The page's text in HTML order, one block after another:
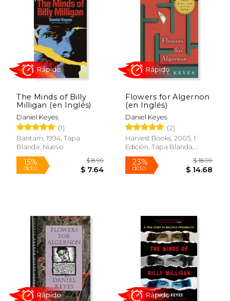
The Minds of Billy
Milligan (en Inglés)
Daniel Keyes
(1)
Bantam, 1994, Tapa
Blanda, Nuevo
15%
dcto. $ 7.64
Rápido
Flowers for Algernon
(en Inglés)
Daniel Keyes
(2)
Harvest Books, 2005, 1
Edición, Tapa Blanda,
Nuevo
23%
dcto.
Rápido